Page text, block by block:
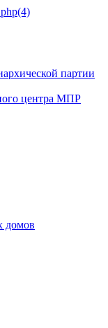
партии
центра МПР
домов